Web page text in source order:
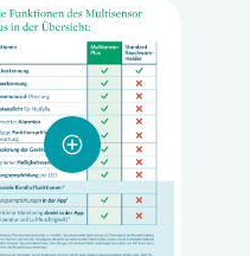
Loading...